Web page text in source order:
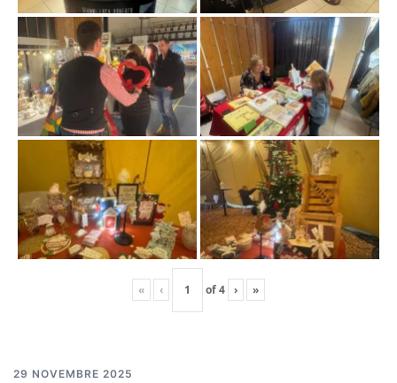
« ‹ of4 › »
29 NOVEMBRE 2025